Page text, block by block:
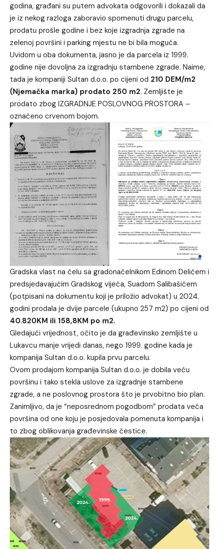
godina, građani su putem advokata odgovorili i dokazali da
je iz nekog razloga zaboravio spomenuti drugu parcelu,
prodatu prošle godine i bez koje izgradnja zgrade na
zelenoj površini i parking mjestu ne bi bila moguća.
Uvidom u oba dokumenta, jasno je da parcela iz 1999.
godine nije dovoljna za izgradnju stambene zgrade. Naime,
tada je kompaniji Sultan d.o.o. po cijeni od 210 DEM/m2
(Njemačka marka) prodato 250 m2. Zemljište je
prodato zbog IZGRADNJE POSLOVNOG PROSTORA –
označeno crvenom bojom.
Gradska vlast na čelu sa gradonačelnikom Edinom Delićem i
predsjedavajućim Gradskog vijeća, Suadom Salibašićem
(potpisani na dokumentu koji je priložio advokat) u 2024.
godini prodala je dvije parcele (ukupno 257 m2) po cijeni od
40.820KM ili 158,8KM po m2.
Gledajući vrijednost, očito je da građevinsko zemljište u
Lukavcu manje vrijedi danas, nego 1999. godine kada je
kompanija Sultan d.o.o. kupila prvu parcelu.
Ovom prodajom kompanija Sultan d.o.o. je dobila veću
površinu i tako stekla uslove za izgradnje stambene
zgrade, a ne poslovnog prostora što je prvobitno bio plan.
Zanimljivo, da je “neposrednom pogodbom” prodata veća
površina od one koju je posjedovala pomenuta kompanija i
to zbog oblikovanja građevinske čestice.